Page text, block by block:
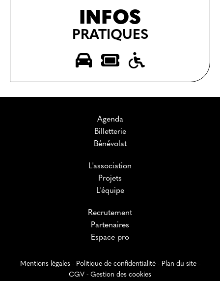
INFOS
PRATIQUES
Agenda
Billetterie
Bénévolat
L'association
Projets
L'équipe
Recrutement
Partenaires
Espace pro
Mentions légales- Politique de confidentialité- Plan du site-
CGV - Gestion des cookies